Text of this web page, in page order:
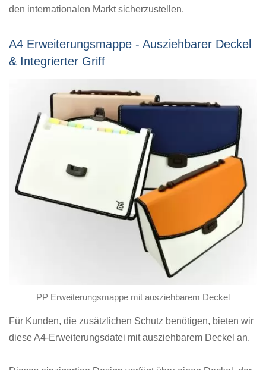
den internationalen Markt sicherzustellen.
A4 Erweiterungsmappe - Ausziehbarer Deckel
& Integrierter Griff
PP Erweiterungsmappe mit ausziehbarem Deckel
Für Kunden, die zusätzlichen Schutz benötigen, bieten wir
diese A4-Erweiterungsdatei mit ausziehbarem Deckel an.